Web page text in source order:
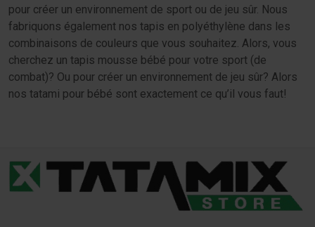
pour créer un environnement de sport ou de jeu sûr. Nous
fabriquons également nos tapis en polyéthylène dans les
combinaisons de couleurs que vous souhaitez. Alors, vous
cherchez un tapis mousse bébé pour votre sport (de
combat)? Ou pour créer un environnement de jeu sûr? Alors
nos tatami pour bébé sont exactement ce qu’il vous faut!